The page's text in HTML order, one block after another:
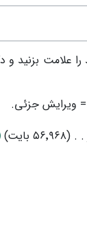
= ویرایش جزئی.
۵۶٬۹۶۸ بایت